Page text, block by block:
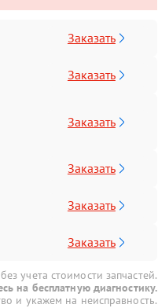
Заказать
Заказать
Заказать
Заказать
Заказать
Заказать
учета стоимости запчастей.
на бесплатную диагностику.
и укажем на неисправность.